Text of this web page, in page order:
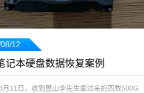
12
记本硬盘数据恢复案例
月11日，收到昆山李先生拿过来的西数500G